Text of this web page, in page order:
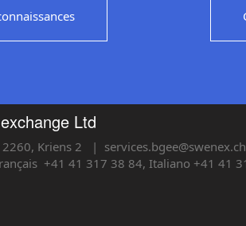
Ltd
Kriens 2
| services.bgee@swenex.ch
+41 41 317 38 84, Italiano +41 41